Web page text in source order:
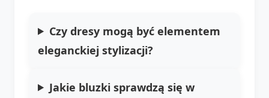
Czy dresy mogą być elementem
eleganckiej stylizacji?
Jakie bluzki sprawdzą się w